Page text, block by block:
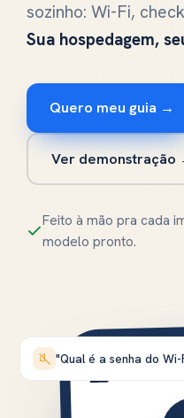
sozinho: Wi-Fi,
Sua hospedagem,
Quero meu guia →
Ver demonstração
Feito à mão pra cada
modelo pronto.
"Qual é a senha do Wi-
Apto